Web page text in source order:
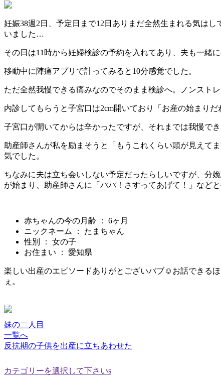
妊娠38週2日、予定日まで12日ありまだ全然生まれる気は
いました…
その日は11時から妊婦検診の予約を入れてあり、夫も一緒
移動中に陣痛アプリで計ってみると10分感覚でした。
ただ全然我慢できる痛みなのでそのまま検診へ。ノンスト
内診してもらうと子宮口は2cm開いており「お産の始まり
子宮口が開いてからは辛かったですが、それまでは我慢で
助産師さんが私を励まそうと「もうこれくらい頭が見えて
気でした。
ちなみに夫は立ち会いしない予定だったらしいですが、分
が始まり、助産師さんに「パパ！さすってあげて！」など
赤ちゃんの今の月齢 ： 6ヶ月
ニックネーム ： たまちゃん
性別 ： 女の子
お住まい ： 愛知県
楽しい出産のエピソードありがとございバブ☺︎お話できる
ぇ。
妹の二人目
一覧へ
反抗期の子供を出産に立ちあわせた
カテゴリーを選択して下さいs